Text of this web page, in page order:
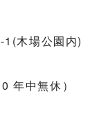
木場公園内)
年中無休）